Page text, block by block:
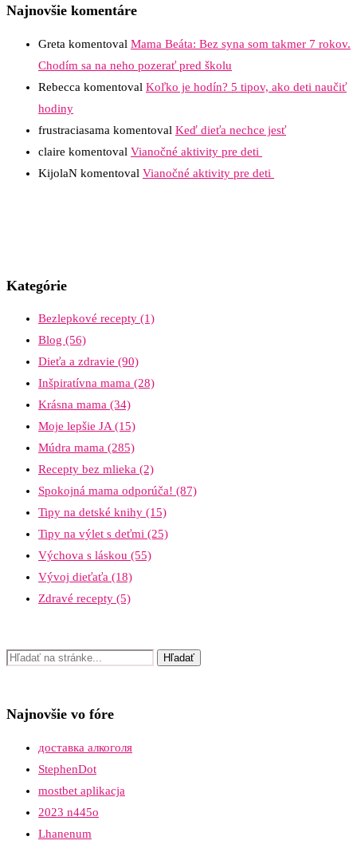
Najnovšie komentáre
Greta komentoval Mama Beáta: Bez syna som takmer 7 rokov.
Chodím sa na neho pozerať pred školu
Rebecca komentoval Koľko je hodín? 5 tipov, ako deti naučiť
hodiny
frustraciasama komentoval Keď dieťa nechce jesť
claire komentoval Vianočné aktivity pre deti
KijolaN komentoval Vianočné aktivity pre deti
Kategórie
Bezlepkové recepty (1)
Blog (56)
Dieťa a zdravie (90)
Inšpiratívna mama (28)
Krásna mama (34)
Moje lepšie JA(15)
Múdra mama (285)
Recepty bez mlieka (2)
Spokojná mama odporúča! (87)
Tipy na detské knihy (15)
Tipy na výlet s deťmi (25)
Výchova s láskou (55)
Vývoj dieťaťa (18)
Zdravé recepty (5)
Najnovšie vo fóre
доставка алкоголя
StephenDot
mostbet aplikacja
2023 n445o
Lhanenum